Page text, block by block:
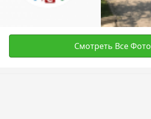
Смотреть Все Фото